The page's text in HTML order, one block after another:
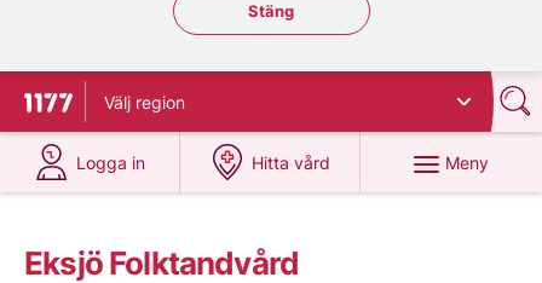
Stäng regionsväljaren
Stäng
Till startsidan för 1177
Välj region
Logga in
på 1177.se
Hitta vård
på 1177.se
Meny
Eksjö Folktandvård